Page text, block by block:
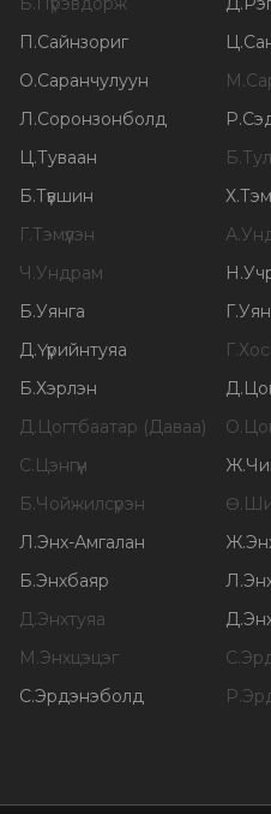
П.Сайнзориг Ц.
О.Саранчулуун М.
Л.Соронзонболд Р.
Ц.Туваан Б.
Б.Түвшин Х.
Г.Тэмүүлэн А.
Ч.Ундрам Н.
Б.Уянга Г.
Д.Үүрийнтуяа Г.
Б.Хэрлэн Д.
Д.Цогтбаатар (Даваа) О.
С.Цэнгүүн Ж.
Б.Чойжилсүрэн Ө.
Л.Энх-Амгалан Ж.
Б.Энхбаяр Л.
Д.Энхтуяа Д.
М.Энхцэцэг С.
С.Эрдэнэболд Р.